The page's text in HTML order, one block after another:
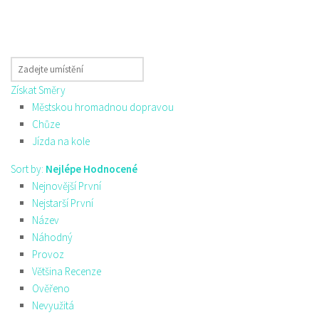
Získat Směry
Městskou hromadnou dopravou
Chůze
Jízda na kole
Sort by: Nejlépe Hodnocené
Nejnovější První
Nejstarší První
Název
Náhodný
Provoz
Většina Recenze
Ověřeno
Nevyužitá